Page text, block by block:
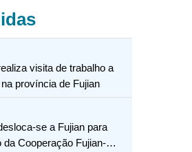
visita de trabalho a
província de Fujian
se a Fujian para
da Cooperação Fujian-